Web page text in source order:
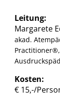
Leitung:
Margarete
akad.
Kosten:
€ 15,-/